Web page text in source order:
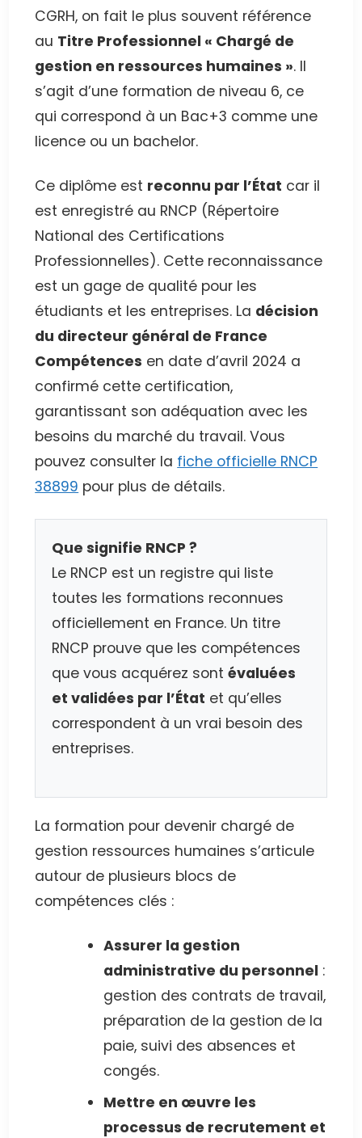
CGRH, on fait le plus souvent référence
au Titre Professionnel « Chargé de
gestion en ressources humaines ». Il
s’agit d’une formation de niveau 6, ce
qui correspond à un Bac+3 comme une
licence ou un bachelor.
Ce diplôme est reconnu par l’État car il
est enregistré au RNCP (Répertoire
National des Certifications
Professionnelles). Cette reconnaissance
est un gage de qualité pour les
étudiants et les entreprises. La décision
du directeur général de France
Compétences en date d’avril 2024 a
confirmé cette certification,
garantissant son adéquation avec les
besoins du marché du travail. Vous
pouvez consulter la fiche officielle RNCP
38899 pour plus de détails.
Que signifie RNCP ?
Le RNCP est un registre qui liste
toutes les formations reconnues
officiellement en France. Un titre
RNCP prouve que les compétences
que vous acquérez sontévaluées
et validées par l’État et qu’elles
correspondent à un vrai besoin des
entreprises.
La formation pour devenir chargé de
gestion ressources humaines s’articule
autour de plusieurs blocs de
compétences clés :
Assurer la gestion
administrative du personnel :
gestion des contrats de travail,
préparation de la gestion de la
paie, suivi des absences et
congés.
Mettre en œuvre les
processus de recrutement et